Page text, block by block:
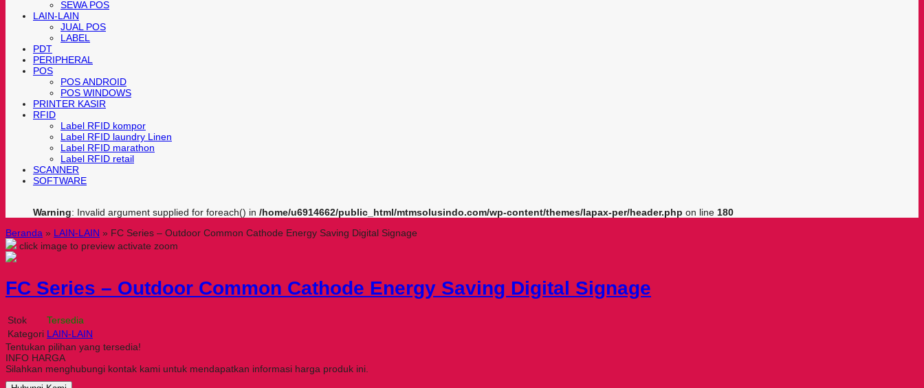
SEWA POS
LAIN-LAIN
JUAL POS
LABEL
PDT
PERIPHERAL
POS
POS ANDROID
POS WINDOWS
PRINTER KASIR
RFID
Label RFID kompor
Label RFID laundry Linen
Label RFID marathon
Label RFID retail
SCANNER
SOFTWARE
Warning: Invalid argument supplied for foreach() in /home/u6914662/public_html/mtmsolusindo.com/wp-content/themes/lapax-per/header.php on line 180
Beranda » LAIN-LAIN » FC Series – Outdoor Common Cathode Energy Saving Digital Signage
click image to preview activate zoom
FC Series – Outdoor Common Cathode Energy Saving Digital Signage
Stok
Tersedia
Kategori LAIN-LAIN
Tentukan pilihan yang tersedia!
INFO HARGA
Silahkan menghubungi kontak kami untuk mendapatkan informasi harga produk ini.